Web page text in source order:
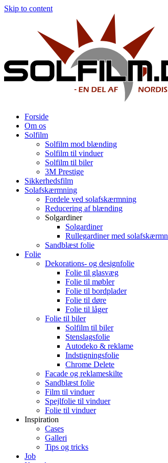
Skip to content
Forside
Om os
Solfilm
Solfilm mod blænding
Solfilm til vinduer
Solfilm til biler
3M Prestige
Sikkerhedsfilm
Solafskærmning
Fordele ved solafskærmning
Reducering af blænding
Solgardiner
Solgardiner
Rullegardiner med
Sandblæst folie
Folie
Dekorations- og designfolie
Folie til glasvæg
Folie til møbler
Folie til bordplader
Folie til døre
Folie til låger
Folie til biler
Solfilm til biler
Stenslagsfolie
Autodeko & reklame
Indstigningsfolie
Chrome Delete
Facade og reklameskilte
Sandblæst folie
Film til vinduer
Spejlfolie til vinduer
Folie til vinduer
Inspiration
Cases
Galleri
Tips og tricks
Job